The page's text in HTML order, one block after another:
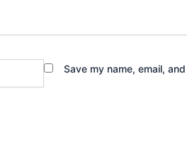
Save my name, email,